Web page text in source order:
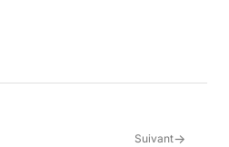
Suivant→